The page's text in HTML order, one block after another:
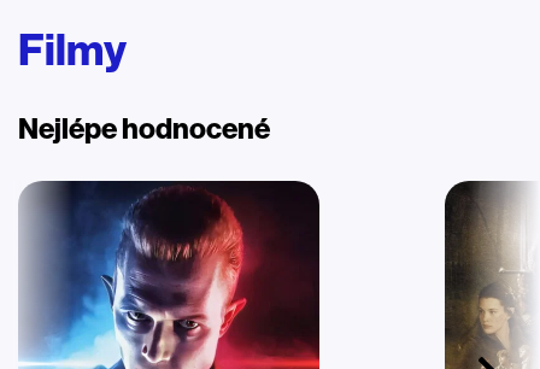
Filmy
Nejlépe hodnocené